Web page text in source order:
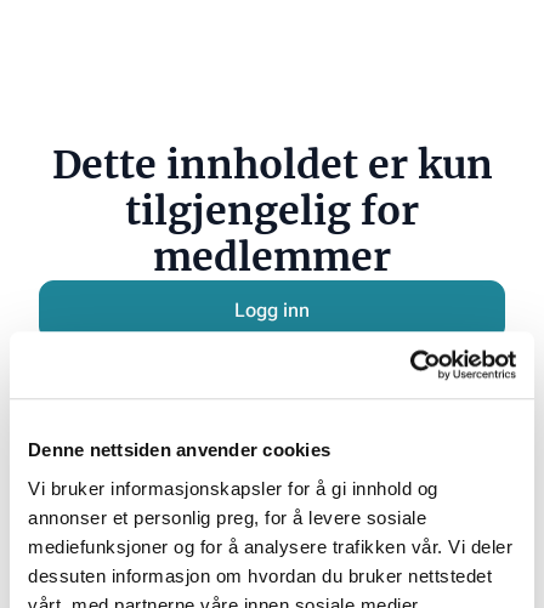
Denne nettsiden anvender cookies
Vi bruker informasjonskapsler for å gi innhold og
annonser et personlig preg, for å levere sosiale
mediefunksjoner og for å analysere trafikken vår. Vi deler
dessuten informasjon om hvordan du bruker nettstedet
Dette innholdet er kun
tilgjengelig for
medlemmer
Logg inn
adgang til maler og andre låste dokumenter.
for å registrere din bruker